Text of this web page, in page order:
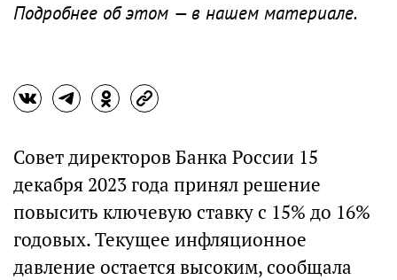
Подробнее об этом — в нашем материале.
Совет директоров Банка России 15
декабря 2023 года принял решение
повысить ключевую ставку с 15% до 16%
годовых. Текущее инфляционное
давление остается высоким, сообщала